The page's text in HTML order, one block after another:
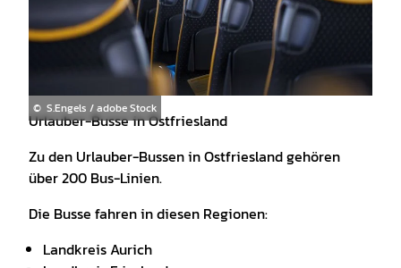
© S.Engels / adobe Stock
Urlauber-Busse in Ostfriesland
Zu den Urlauber-Bussen in Ostfriesland gehören
über 200 Bus-Linien.
Die Busse fahren in diesen Regionen:
Landkreis Aurich